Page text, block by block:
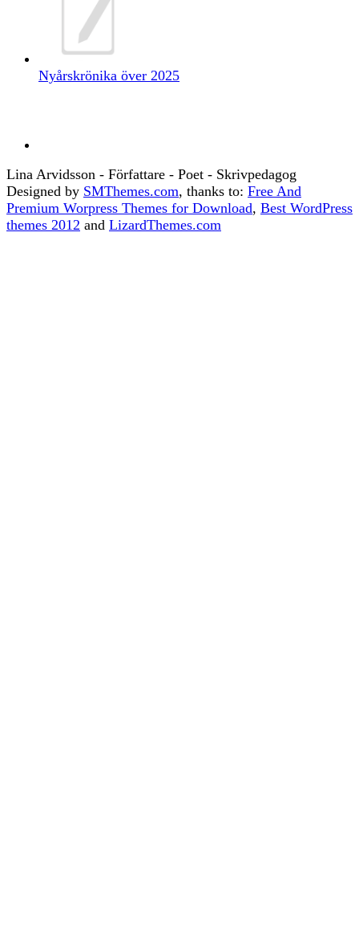
Nyårskrönika över 2025
Lina Arvidsson - Författare - Poet - Skrivpedagog
Designed by SMThemes.com, thanks to: Free And
Premium Worpress Themes for Download, Best WordPress
themes 2012 and LizardThemes.com